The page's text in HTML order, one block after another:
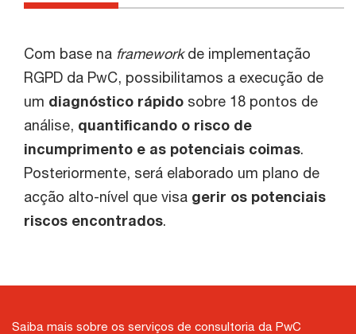
Com base na frameworkde implementação
RGPD da PwC, possibilitamos a execução de
um diagnóstico rápido sobre 18 pontos de
análise, quantificando o risco de
incumprimento e as potenciais coimas.
Posteriormente, será elaborado um plano de
acção alto-nível que visa gerir os potenciais
riscos encontrados.
Saiba mais sobre os serviços de consultoria da PwC